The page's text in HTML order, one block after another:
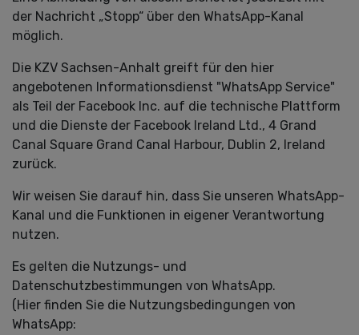
der Nachricht „Stopp“ über den WhatsApp-Kanal
möglich.
Die KZV Sachsen-Anhalt greift für den hier
angebotenen Informationsdienst "WhatsApp Service"
als Teil der Facebook Inc. auf die technische Plattform
und die Dienste der Facebook Ireland Ltd., 4 Grand
Canal Square Grand Canal Harbour, Dublin 2, Ireland
zurück.
Wir weisen Sie darauf hin, dass Sie unseren WhatsApp-
Kanal und die Funktionen in eigener Verantwortung
nutzen.
Es gelten die Nutzungs- und
Datenschutzbestimmungen von WhatsApp.
(Hier finden Sie die Nutzungsbedingungen von
WhatsApp: